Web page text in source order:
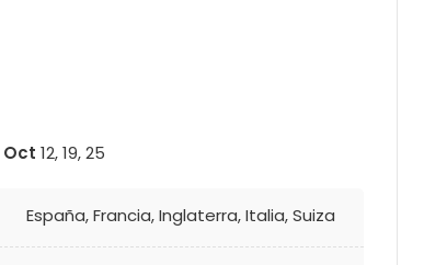
Oct 12, 19, 25
España,Francia,Inglaterra,Italia,Suiza